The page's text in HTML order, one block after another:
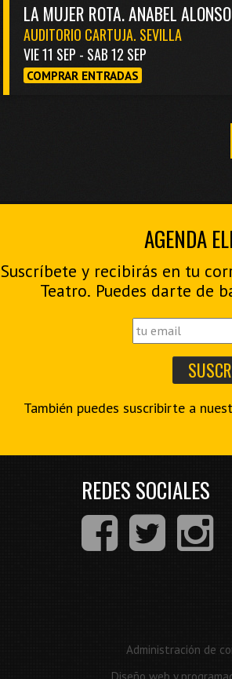
LA MUJER ROTA. ANABEL ALONSO
AUDITORIO CARTUJA. SEVILLA
VIE 11 SEP - SAB 12 SEP
COMPRAR ENTRADAS
AGENDA
Suscríbete y recibirás en tu
Teatro. Puedes darte de
También puedes suscribirte a
REDES SOCIALES
Administración de
Diseño web y